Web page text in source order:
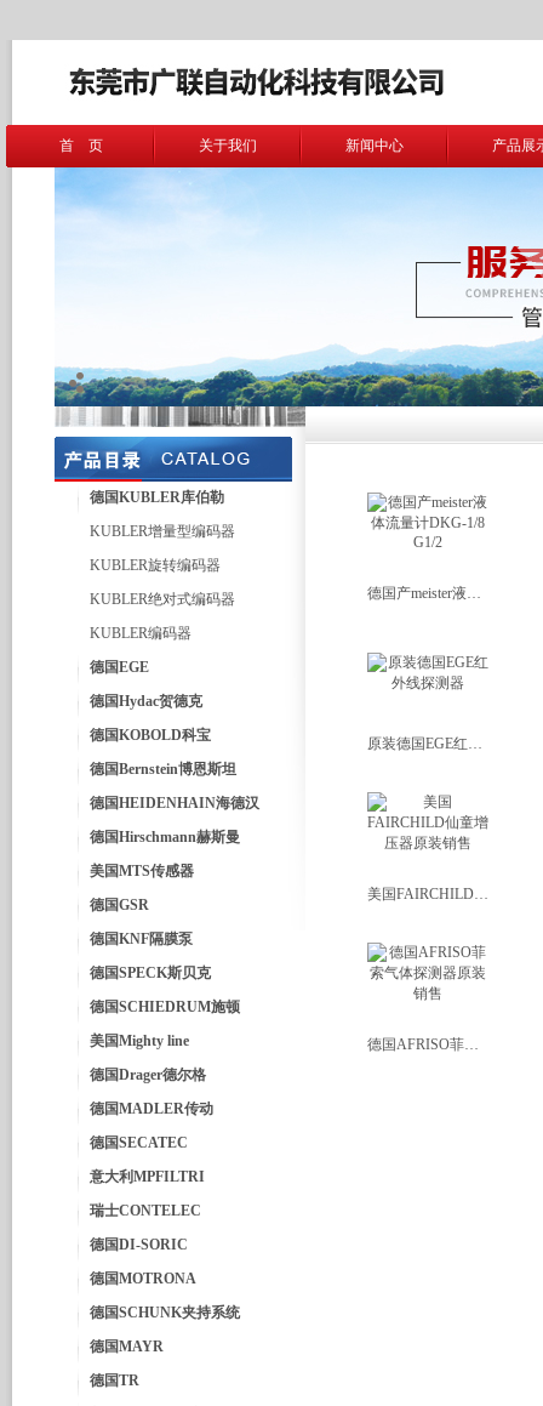
首 页 关于我们 新闻中心 产品展
德国KUBLER库伯勒
KUBLER增量型编码器
KUBLER旋转编码器
KUBLER绝对式编码器
KUBLER编码器
德国EGE
德国Hydac贺德克
德国KOBOLD科宝
德国Bernstein博恩斯坦
德国HEIDENHAIN海德汉
德国Hirschmann赫斯曼
美国MTS传感器
德国GSR
德国KNF隔膜泵
德国SPECK斯贝克
德国SCHIEDRUM施顿
美国Mighty line
德国Drager德尔格
德国MADLER传动
德国SECATEC
意大利MPFILTRI
瑞士CONTELEC
德国DI-SORIC
德国MOTRONA
德国SCHUNK夹持系统
德国MAYR
德国TR
德国产meister液体流量计DKG-1/8 G1/2
原装德国EGE红外线探测器
美国FAIRCHILD仙童增压器原装销售
德国AFRISO菲索气体探测器原装销售